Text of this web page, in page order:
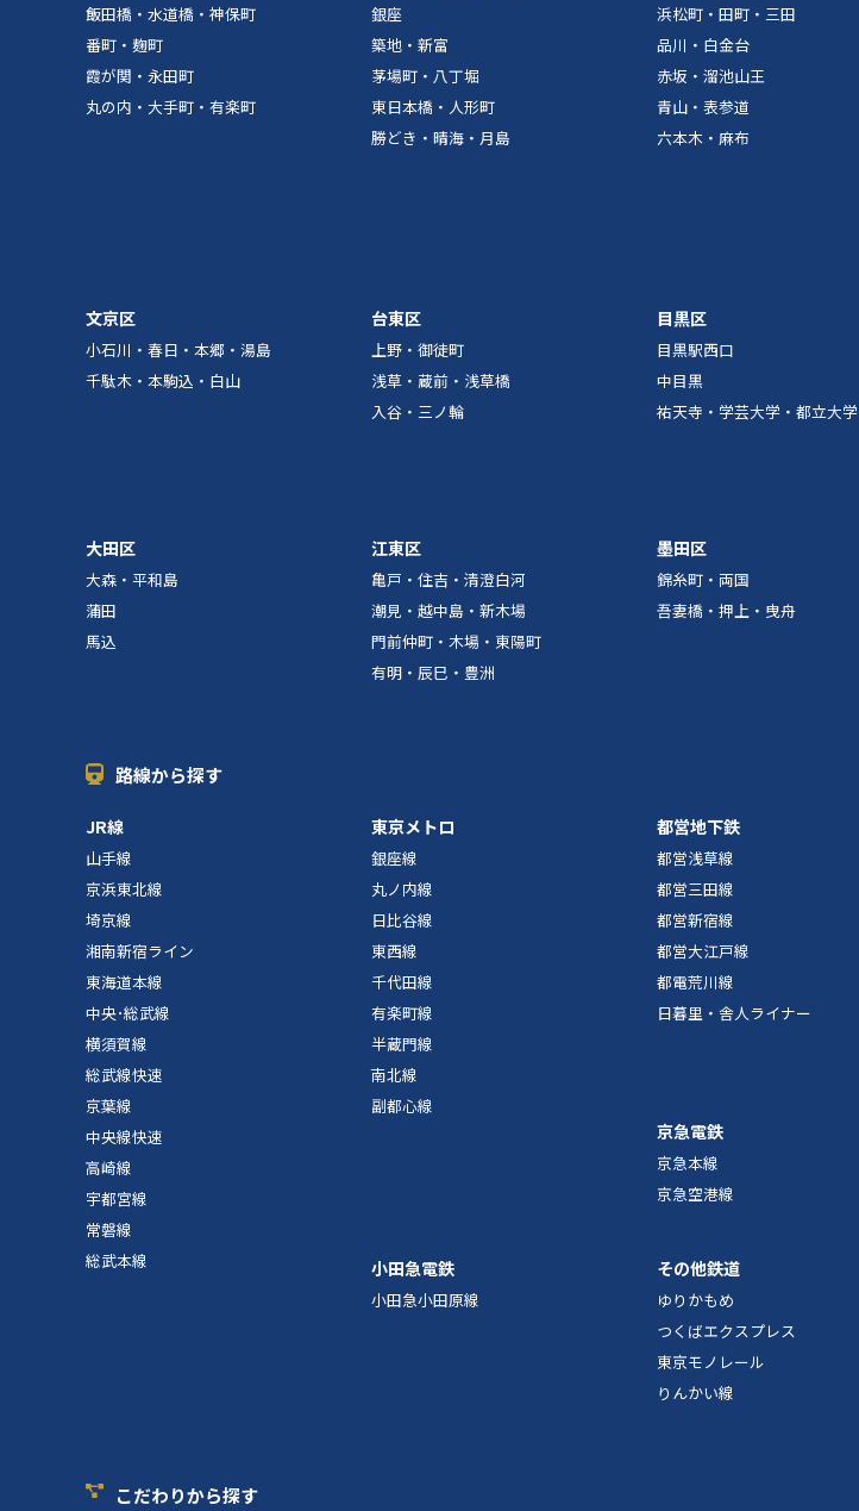
飯田橋・水道橋・神保町
番町・麹町
霞が関・永田町
丸の内・大手町・有楽町
銀座
築地・新富
茅場町・八丁堀
東日本橋・人形町
勝どき・晴海・月島
浜松町・田町・三田
品川・白金台
赤坂・溜池山王
青山・表参道
六本木・麻布
文京区
小石川・春日・本郷・湯島
千駄木・本駒込・白山
台東区
上野・御徒町
浅草・蔵前・浅草橋
入谷・三ノ輪
目黒区
目黒駅西口
中目黒
祐天寺・学芸大学・都立大学
大田区
大森・平和島
蒲田
馬込
江東区
亀戸・住吉・清澄白河
潮見・越中島・新木場
門前仲町・木場・東陽町
有明・辰巳・豊洲
墨田区
錦糸町・両国
吾妻橋・押上・曳舟
路線から探す
JR線
山手線
京浜東北線
埼京線
湘南新宿ライン
東海道本線
中央･総武線
横須賀線
総武線快速
京葉線
中央線快速
高崎線
宇都宮線
常磐線
総武本線
東京メトロ
銀座線
丸ノ内線
日比谷線
東西線
千代田線
有楽町線
半蔵門線
南北線
副都心線
都営地下鉄
都営浅草線
都営三田線
都営新宿線
都営大江戸線
都電荒川線
日暮里・舎人ライナー
京急電鉄
京急本線
京急空港線
小田急電鉄
小田急小田原線
その他鉄道
ゆりかもめ
つくばエクスプレス
東京モノレール
りんかい線
こだわりから探す